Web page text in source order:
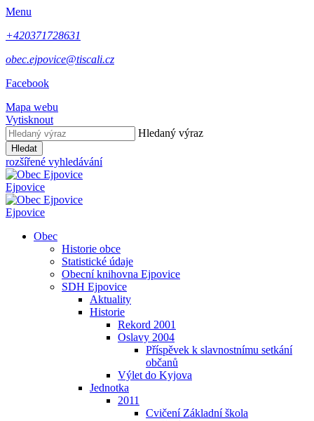
Menu
+420371728631
obec.ejpovice@tiscali.cz
Facebook
Mapa webu
Vytisknout
Hledaný výraz
Hledat
rozšířené vyhledávání
Ejpovice
Ejpovice
Obec
Historie obce
Statistické údaje
Obecní knihovna Ejpovice
SDH Ejpovice
Aktuality
Historie
Rekord 2001
Oslavy 2004
Příspěvek k slavnostnímu setkání
občanů
Výlet do Kyjova
Jednotka
2011
Cvičení Základní škola